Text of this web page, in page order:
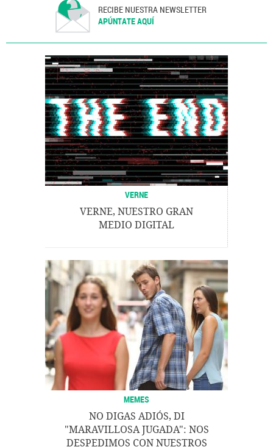
RECIBE NUESTRA NEWSLETTER
APÚNTATE AQUÍ
VERNE
VERNE, NUESTRO GRAN
MEDIO DIGITAL
MEMES
NO DIGAS ADIÓS, DI
"MARAVILLOSA JUGADA": NOS
DESPEDIMOS CON NUESTROS